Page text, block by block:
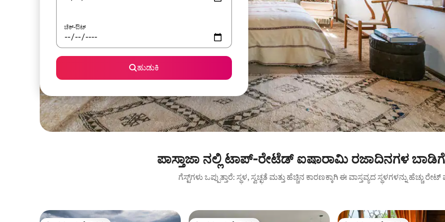
ಚೆಕ್-ಔಟ್
ಹುಡುಕಿ
ಪಾಸ್ತಾಜಾ ನಲ್ಲಿ ಟಾಪ್-ರೇಟೆಡ್ ಐಷಾರಾಮಿ ರಜಾದಿನಗಳ
ಗೆಸ್ಟ್‌ಗಳು ಒಪ್ಪುತ್ತಾರೆ: ಸ್ಥಳ, ಸ್ವಚ್ಛತೆ ಮತ್ತು ಹೆಚ್ಚಿನ ಕಾರಣಕ್ಕಾಗಿ ಈ ವಾಸ್ತವ್ಯದ ಸ್ಥಳಗಳನ್ನು ಹೆಚ್ಚು